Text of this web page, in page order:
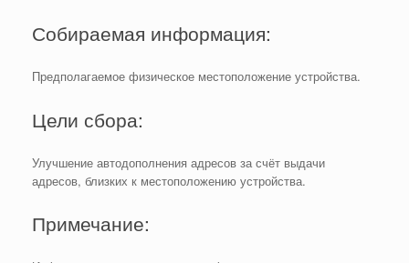
Собираемая информация:
Предполагаемое физическое местоположение устройства.
Цели сбора:
Улучшение автодополнения адресов за счёт выдачи
адресов, близких к местоположению устройства.
Примечание: